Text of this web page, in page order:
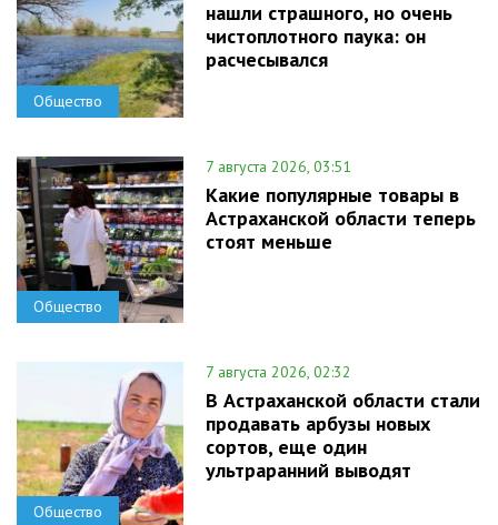
Общество
нашли страшного, но очень
чистоплотного паука: он
расчесывался
Общество
7 августа 2026, 03:51
Какие популярные товары в
Астраханской области теперь
стоят меньше
Общество
7 августа 2026, 02:32
В Астраханской области стали
продавать арбузы новых
сортов, еще один
ультраранний выводят